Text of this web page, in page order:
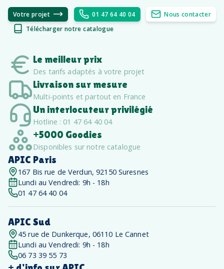
Votre projet 01 47 64 40 04
Nous contacter
Télécharger notre catalogue
Le meilleur prix
Des tarifs adaptés à votre projet
Livraison sur mesure
Multi-points et partout en France
Un interlocuteur privilégié
Hotline : 01 47 64 40 04
+5000 Goodies
Disponibles sur notre catalogue
APIC Paris
167 Bis rue de Verdun, 92150 Suresnes
Lundi au Vendredi: 9h - 18h
01 47 64 40 04
APIC Sud
45 rue de Dunkerque, 06110 Le Cannet
Lundi au Vendredi: 9h - 18h
06 73 39 55 73